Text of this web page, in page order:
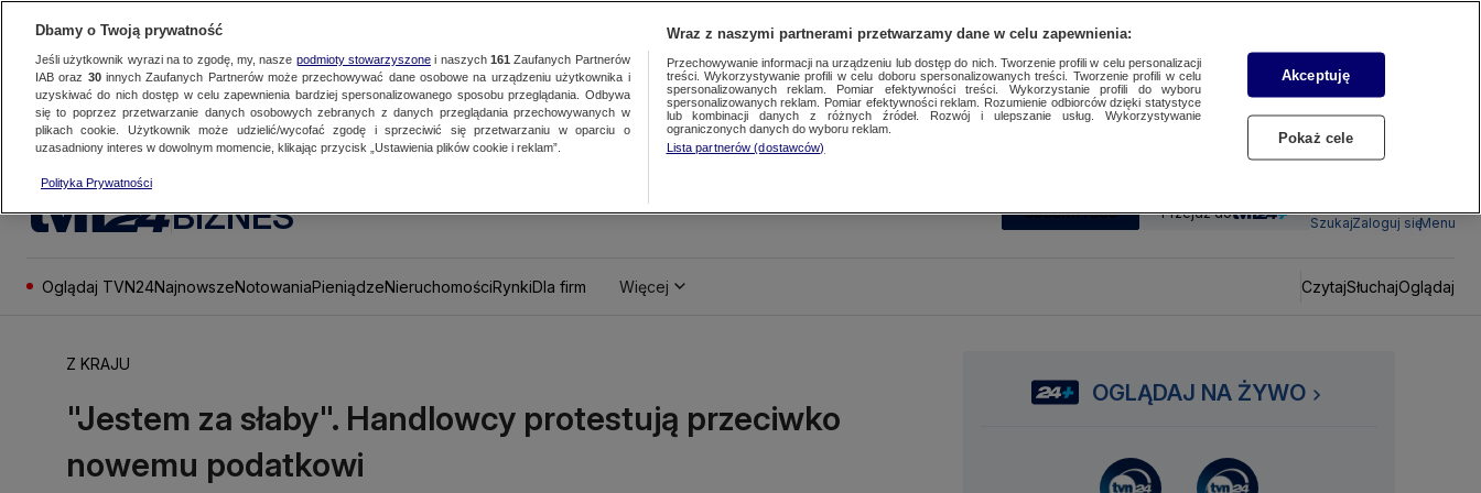
BIZNES SUBSKRYBUJ Przejdź do
SzukajZaloguj sięMenu
Oglądaj TVN24NajnowszeNotowaniaPieniądzeNieruchomościRynkiDla firm Więcej CzytajSłuchajOglądaj
Z KRAJU
"Jestem za słaby". Handlowcy protestują przeciwko
nowemu podatkowi
OGLĄDAJ NA ŻYWO
Dbamy o Twoją prywatność
Jeśli użytkownik wyrazi na to zgodę, my, nasze podmioty stowarzyszonei naszych 161 Zaufanych Partnerów
IAB oraz 30innych Zaufanych Partnerów może przechowywać dane osobowe na urządzeniu użytkownika i
uzyskiwać do nich dostęp w celu zapewnienia bardziej spersonalizowanego sposobu przeglądania. Odbywa
się to poprzez przetwarzanie danych osobowych zebranych z danych przeglądania przechowywanych w
plikach cookie. Użytkownik może udzielić/wycofać zgodę i sprzeciwić się przetwarzaniu w oparciu o
uzasadniony interes w dowolnym momencie, klikając przycisk „Ustawienia plików cookie i reklam”.
Polityka Prywatności
Wraz z naszymi partnerami przetwarzamy dane w celu zapewnienia:
Przechowywanie informacji na urządzeniu lub dostęp do nich. Tworzenie profili w celu personalizacji
treści. Wykorzystywanie profili w celu doboru spersonalizowanych treści. Tworzenie profili w celu
spersonalizowanych reklam. Pomiar efektywności treści. Wykorzystanie profili do wyboru
spersonalizowanych reklam. Pomiar efektywności reklam. Rozumienie odbiorców dzięki statystyce
lub kombinacji danych z różnych źródeł. Rozwój i ulepszanie usług. Wykorzystywanie
ograniczonych danych do wyboru reklam.
Lista partnerów (dostawców)
Akceptuję
Pokaż cele